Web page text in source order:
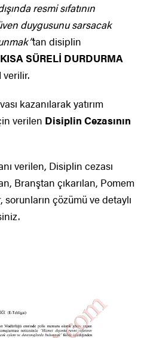
resmi sıfatının
duygusunu sarsacak
tan disiplin
SÜRELİ DURDURMA
verilir.
kazanılarak yatırım
verilen Disiplin Cezasının
verilen, Disiplin cezası
Branştan çıkarılan, Pomem
çözümü ve detaylı